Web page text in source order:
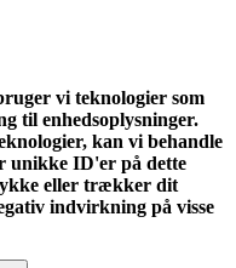
vi teknologier som
til enhedsoplysninger.
kan vi behandle
unikke ID'er på dette
eller trækker dit
indvirkning på visse